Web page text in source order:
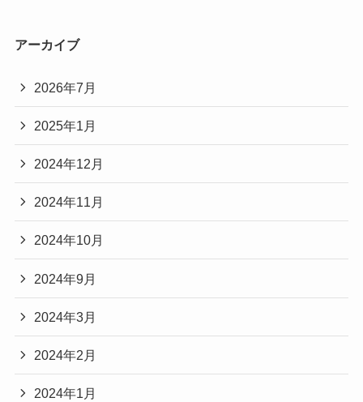
アーカイブ
2026年7月
2025年1月
2024年12月
2024年11月
2024年10月
2024年9月
2024年3月
2024年2月
2024年1月